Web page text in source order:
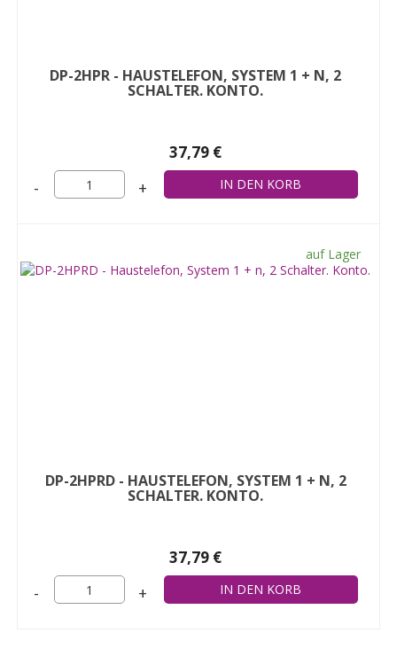
DP-2HPR - HAUSTELEFON, SYSTEM 1 + N, 2
SCHALTER. KONTO.
37,79 €
- +
auf Lager
DP-2HPRD - HAUSTELEFON, SYSTEM 1 + N, 2
SCHALTER. KONTO.
37,79 €
- +